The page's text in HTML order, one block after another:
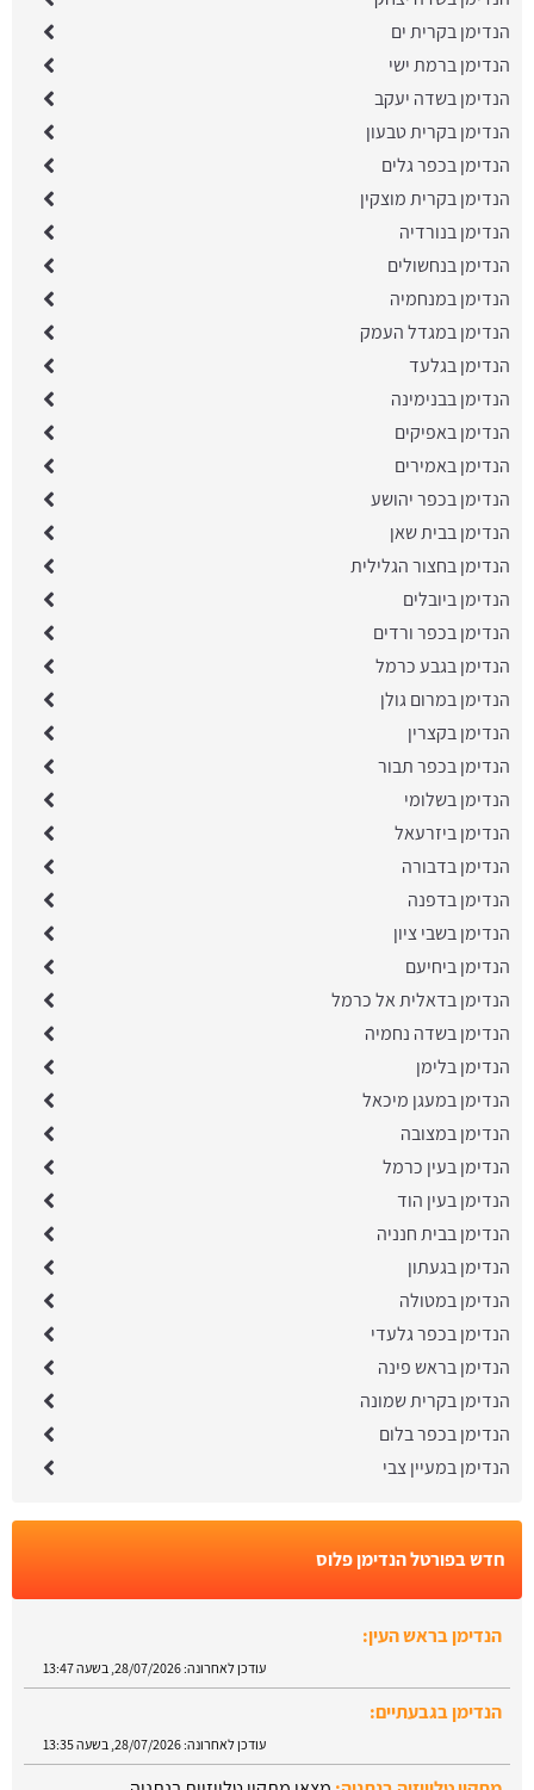
הנדימן בקרית ים
הנדימן ברמת ישי
הנדימן בשדה יעקב
הנדימן בקרית טבעון
הנדימן בכפר גלים
הנדימן בקרית מוצקין
הנדימן בנורדיה
הנדימן בנחשולים
הנדימן במנחמיה
הנדימן במגדל העמק
הנדימן בגלעד
הנדימן בבנימינה
הנדימן באפיקים
הנדימן באמירים
הנדימן בכפר יהושע
הנדימן בבית שאן
הנדימן בחצור הגלילית
הנדימן ביובלים
הנדימן בכפר ורדים
הנדימן בגבע כרמל
הנדימן במרום גולן
הנדימן בקצרין
הנדימן בכפר תבור
הנדימן בשלומי
הנדימן ביזרעאל
הנדימן בדבורה
הנדימן בדפנה
הנדימן בשבי ציון
הנדימן ביחיעם
הנדימן בדאלית אל כרמל
הנדימן בשדה נחמיה
הנדימן בלימן
הנדימן במעגן מיכאל
הנדימן במצובה
הנדימן בעין כרמל
הנדימן בעין הוד
הנדימן בבית חנניה
הנדימן בגעתון
הנדימן במטולה
הנדימן בכפר גלעדי
הנדימן בראש פינה
הנדימן בקרית שמונה
הנדימן בכפר בלום
הנדימן במעיין צבי
חדש בפורטל הנדימן פלוס
הנדימן בראש העין:
מצאו מתקין טלויזיות בנתניה.
עודכן לאחרונה: 28/07/2026, בשעה 13:29